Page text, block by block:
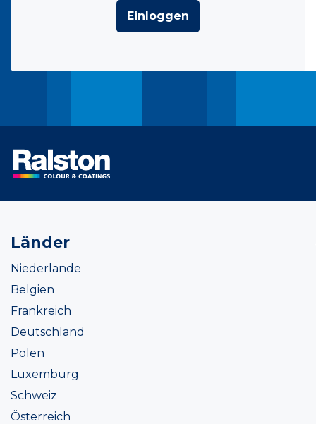
Einloggen
Länder
Niederlande
Belgien
Frankreich
Deutschland
Polen
Luxemburg
Schweiz
Österreich